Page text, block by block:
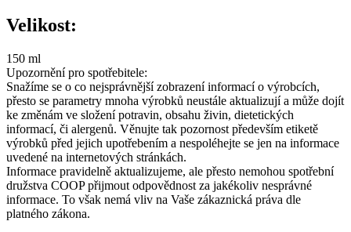
Velikost:
150 ml
Upozornění pro spotřebitele:
Snažíme se o co nejsprávnější zobrazení informací o výrobcích,
přesto se parametry mnoha výrobků neustále aktualizují a může dojít
ke změnám ve složení potravin, obsahu živin, dietetických
informací, či alergenů. Věnujte tak pozornost především etiketě
výrobků před jejich upotřebením a nespoléhejte se jen na informace
uvedené na internetových stránkách.
Informace pravidelně aktualizujeme, ale přesto nemohou spotřební
družstva COOP přijmout odpovědnost za jakékoliv nesprávné
informace. To však nemá vliv na Vaše zákaznická práva dle
platného zákona.